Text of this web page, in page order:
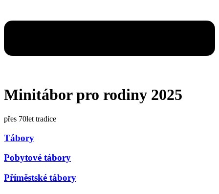
Minitábor pro rodiny 2025
přes 70let tradice
Tábory
Pobytové tábory
Příměstské tábory